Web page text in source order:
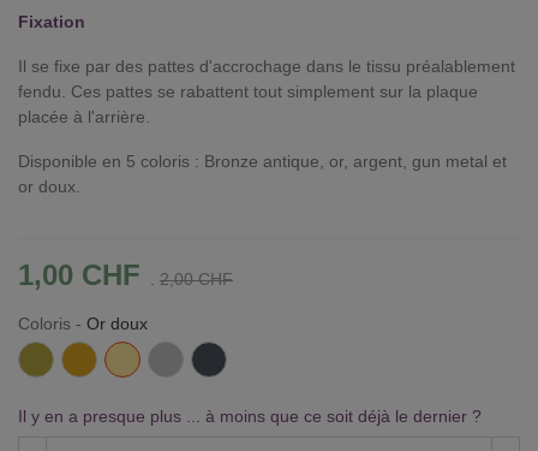
Fixation
Il se fixe par des pattes d'accrochage dans le tissu préalablement
fendu. Ces pattes se rabattent tout simplement sur la plaque
placée à l'arrière.
Disponible en 5 coloris : Bronze antique, or, argent, gun metal et
or doux.
1,00 CHF 2,00 CHF
Coloris - Or doux
Bronze
antique
Or
Or
doux
ArgentGun
Metal
Il y en a presque plus ... à moins que ce soit déjà le dernier ?